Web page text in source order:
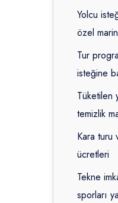
Yolcu
özel
Tur
isteğine
Tüketilen
temizlik
Kara turu
ücretleri
Tekne
sporları